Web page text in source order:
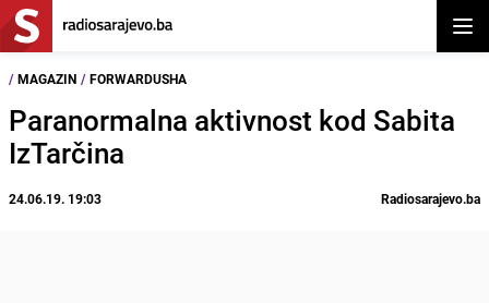
/ MAGAZIN / FORWARDUSHA
Paranormalna aktivnost kod Sabita
IzTarčina
24.06.19. 19:03 Radiosarajevo.ba